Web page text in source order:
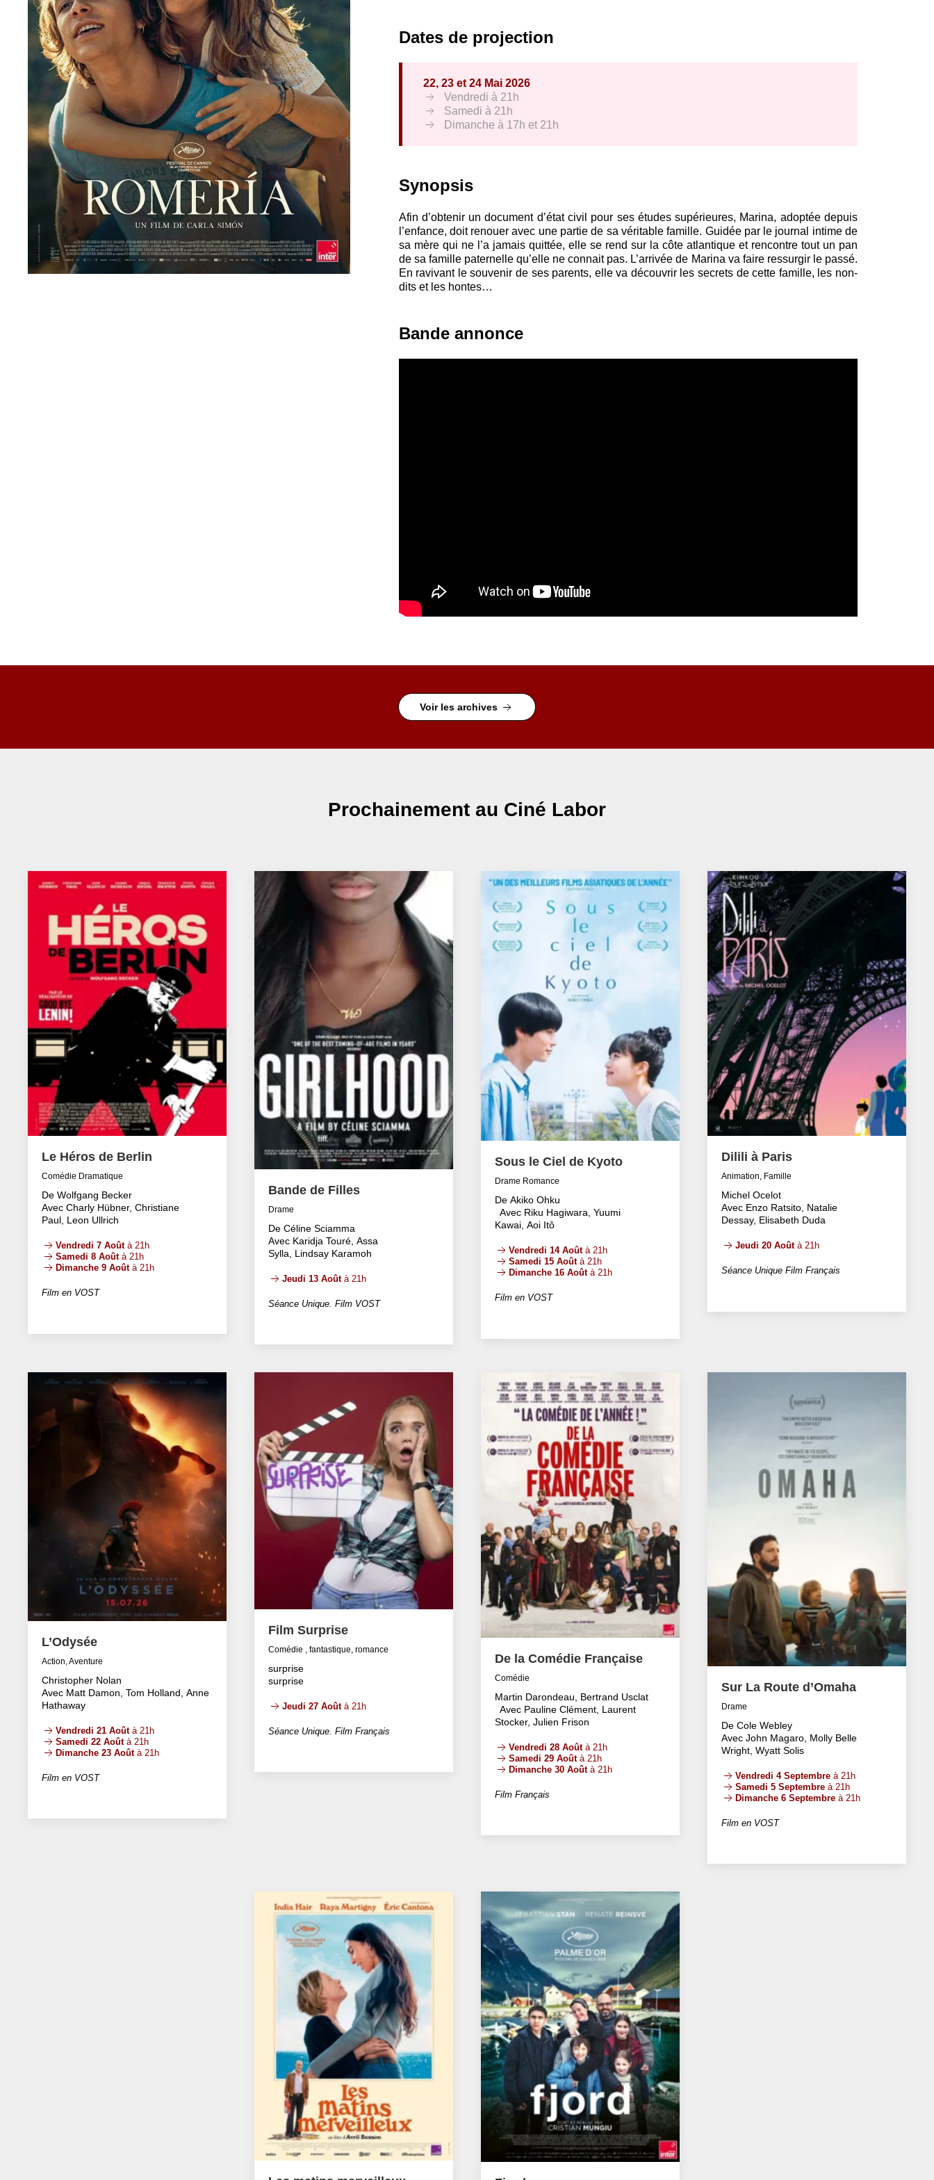
Dates de projection
22, 23 et 24 Mai 2026
Vendredi à 21h
Samedi à 21h
Dimanche à 17h et 21h
Synopsis
Afin d’obtenir un document d’état civil pour ses études supérieures, Marina, adoptée depuis
l’enfance, doit renouer avec une partie de sa véritable famille. Guidée par le journal intime de
sa mère qui ne l’a jamais quittée, elle se rend sur la côte atlantique et rencontre tout un pan
de sa famille paternelle qu’elle ne connait pas. L’arrivée de Marina va faire ressurgir le passé.
En ravivant le souvenir de ses parents, elle va découvrir les secrets de cette famille, les non-
dits et les hontes…
Bande annonce
Voir les archives
Prochainement au Ciné Labor
Le Héros de Berlin
Comédie Dramatique
De Wolfgang Becker
Avec Charly Hübner, Christiane
Paul, Leon Ullrich
Vendredi 7 Aoûtà 21h
Samedi 8 Aoûtà 21h
Dimanche 9 Aoûtà 21h
Film en VOST
Bande de Filles
Drame
De Céline Sciamma
Avec Karidja Touré, Assa
Sylla, Lindsay Karamoh
Jeudi 13 Aoûtà 21h
Séance Unique. Film VOST
Sous le Ciel de Kyoto
Drame Romance
De Akiko Ohku
Avec Riku Hagiwara, Yuumi
Kawai, Aoi Itô
Vendredi 14 Aoûtà 21h
Samedi 15 Aoûtà 21h
Dimanche 16 Aoûtà 21h
Film en VOST
Dilili à Paris
Animation, Famille
Michel Ocelot
Avec Enzo Ratsito, Natalie
Dessay, Elisabeth Duda
Jeudi 20 Aoûtà 21h
Séance Unique Film Français
L’Odysée
Action, Aventure
Christopher Nolan
Avec Matt Damon, Tom Holland, Anne
Hathaway
Vendredi 21 Aoûtà 21h
Samedi 22 Aoûtà 21h
Dimanche 23 Aoûtà 21h
Film en VOST
Film Surprise
Comédie , fantastique, romance
surprise
surprise
Jeudi 27 Aoûtà 21h
Séance Unique. Film Français
De la Comédie Française
Comédie
Martin Darondeau, Bertrand Usclat
Avec Pauline Clément, Laurent
Stocker, Julien Frison
Vendredi 28 Aoûtà 21h
Samedi 29 Aoûtà 21h
Dimanche 30 Aoûtà 21h
Film Français
Sur La Route d’Omaha
Drame
De Cole Webley
Avec John Magaro, Molly Belle
Wright, Wyatt Solis
Vendredi 4 Septembre à 21h
Samedi 5 Septembre à 21h
Dimanche 6 Septembre à 21h
Film en VOST